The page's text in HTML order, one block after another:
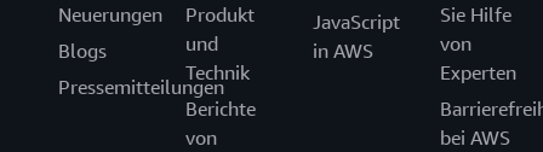
Neuerungen
Blogs
Pressemitteilungen
Produkt
und
Technik
Berichte
von
JavaScript
in AWS
Sie Hilfe
von
Experten
bei AWS